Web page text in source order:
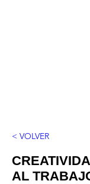
< VOLVER
AL